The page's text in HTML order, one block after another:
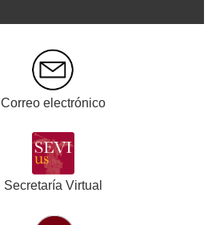
Correo electrónico
Secretaría Virtual